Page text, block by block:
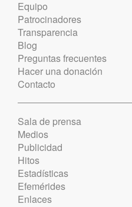
Equipo
Patrocinadores
Transparencia
Blog
Preguntas frecuentes
Hacer una donación
Contacto
Sala de prensa
Medios
Publicidad
Hitos
Estadísticas
Efemérides
Enlaces